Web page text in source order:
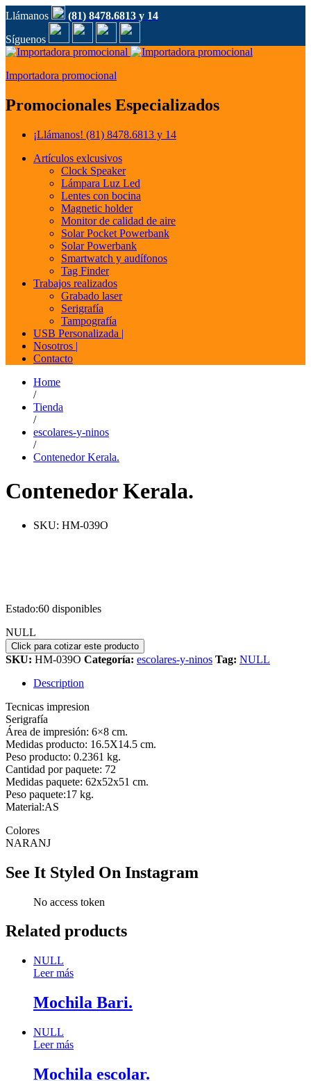
Llámanos
(81) 8478.6813 y 14
Síguenos
Importadora promocional
Promocionales Especializados
¡Llámanos! (81) 8478.6813 y 14
Artículos exlcusivos
Clock Speaker
Lámpara Luz Led
Lentes con bocina
Magnetic holder
Monitor de calidad de aire
Solar Pocket Powerbank
Solar Powerbank
Smartwatch y audífonos
Tag Finder
Trabajos realizados
Grabado laser
Serigrafía
Tampografía
USB Personalizada |
Nosotros |
Contacto
Home
/
Tienda
/
escolares-y-ninos
/
Contenedor Kerala.
Contenedor Kerala.
SKU: HM-039O
Estado:60 disponibles
NULL
SKU: HM-039O Categoría: escolares-y-ninos Tag: NULL
Description
Tecnicas impresion
Serigrafía
Área de impresión: 6×8 cm.
Medidas producto: 16.5X14.5 cm.
Peso producto: 0.2361 kg.
Cantidad por paquete: 72
Medidas paquete: 62x52x51 cm.
Peso paquete:17 kg.
Material:AS
Colores
NARANJ
See It Styled On Instagram
No access token
Related products
NULL
Leer más
Mochila Bari.
NULL
Leer más
Mochila escolar.